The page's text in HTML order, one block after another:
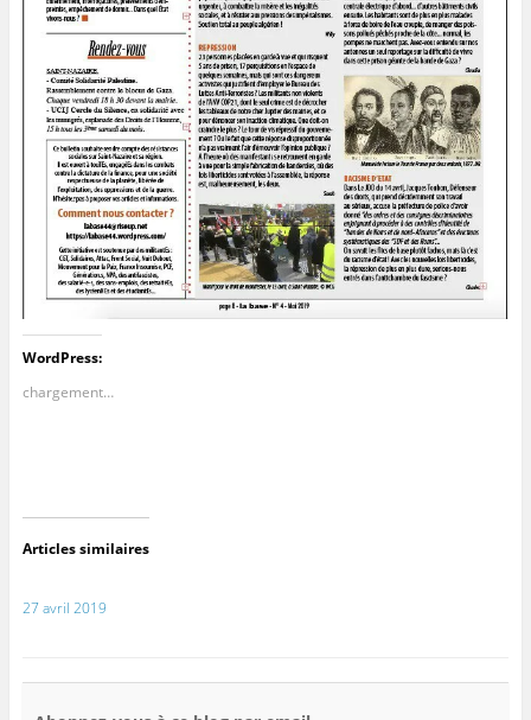
WordPress:
chargement…
Articles similaires
27 avril 2019